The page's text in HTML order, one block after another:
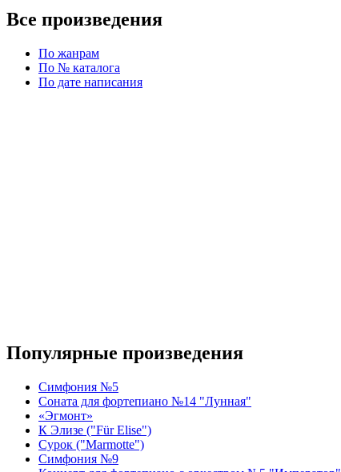
Все произведения
По жанрам
По № каталога
По дате написания
Популярные произведения
Симфония №5
Соната для фортепиано №14 "Лунная"
«Эгмонт»
К Элизе ("Für Elise")
Сурок ("Marmotte")
Симфония №9